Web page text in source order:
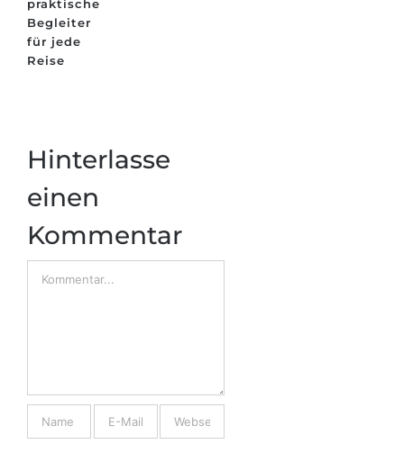
praktische
Begleiter
für jede
Reise
Hinterlasse
einen
Kommentar
Comment